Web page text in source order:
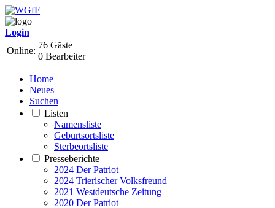
Login
Online:
76 Gäste
0 Bearbeiter
Home
Neues
Suchen
Listen
Namensliste
Geburtsortsliste
Sterbeortsliste
Presseberichte
2024 Der Patriot
2024 Trierischer Volksfreund
2021 Westdeutsche Zeitung
2020 Der Patriot